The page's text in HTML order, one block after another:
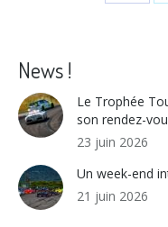
News !
Le Trophée
son rendez-
23 juin 2026
Un week-end
21 juin 2026